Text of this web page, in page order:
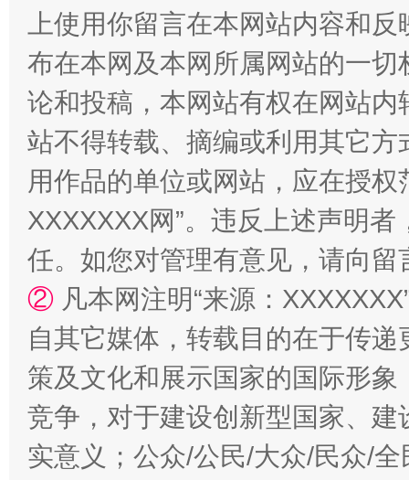
国家大学科技园优化重塑工作
扯下公款旅游的“隐身衣” 如何以
上使用你留言在本网站内容和
布在本网及本网所属网站的一
论和投稿，本网站有权在网站
站不得转载、摘编或利用其它
用作品的单位或网站，应在授
XXXXXXX网”。违反上述声明
任。如您对管理有意见，请向
② 凡本网注明“来源：
自其它媒体，转载目的在于传
策及文化和展示国家的国际形
竞争，对于建设创新型国家、
实意义；公众/公民/大众/民众/